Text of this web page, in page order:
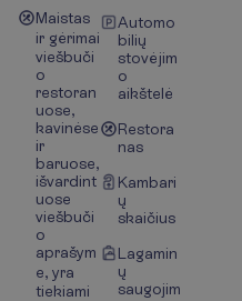
Maistas
ir gėrimai
viešbuči
o
restoran
uose,
kavinėse
ir
baruose,
išvardint
uose
viešbuči
o
aprašym
e, yra
tiekiami
Automo
bilių
stovėjim
o
aikštelė
Restora
nas
Kambari
ų
skaičius
Lagamin
ų
saugojim